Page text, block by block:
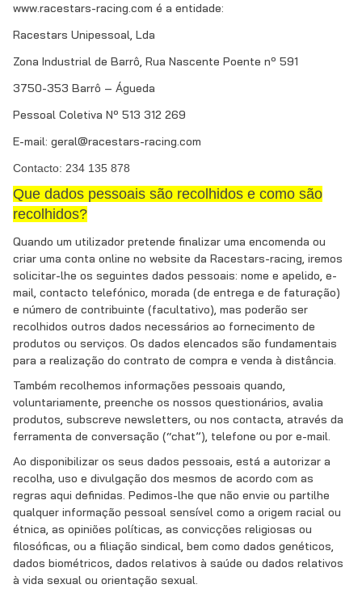
www.racestars-racing.com é a entidade:
Racestars Unipessoal, Lda
Zona Industrial de Barrô, Rua Nascente Poente nº 591
3750-353 Barrô – Águeda
Pessoal Coletiva Nº 513 312 269
E-mail: geral@racestars-racing.com
Contacto: 234 135 878
Que dados pessoais são recolhidos e como são
recolhidos?
Quando um utilizador pretende finalizar uma encomenda ou
criar uma conta online no website da Racestars-racing, iremos
solicitar-lhe os seguintes dados pessoais: nome e apelido, e-
mail, contacto telefónico, morada (de entrega e de faturação)
e número de contribuinte (facultativo), mas poderão ser
recolhidos outros dados necessários ao fornecimento de
produtos ou serviços. Os dados elencados são fundamentais
para a realização do contrato de compra e venda à distância.
Também recolhemos informações pessoais quando,
voluntariamente, preenche os nossos questionários, avalia
produtos, subscreve newsletters, ou nos contacta, através da
ferramenta de conversação (“chat”), telefone ou por e-mail.
Ao disponibilizar os seus dados pessoais, está a autorizar a
recolha, uso e divulgação dos mesmos de acordo com as
regras aqui definidas. Pedimos-lhe que não envie ou partilhe
qualquer informação pessoal sensível como a origem racial ou
étnica, as opiniões políticas, as convicções religiosas ou
filosóficas, ou a filiação sindical, bem como dados genéticos,
dados biométricos, dados relativos à saúde ou dados relativos
à vida sexual ou orientação sexual.